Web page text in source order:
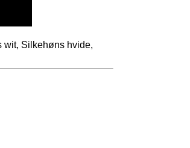
wit, Silkehøns hvide,